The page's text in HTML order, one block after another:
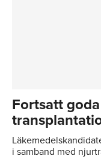
Fortsatt
i samband med